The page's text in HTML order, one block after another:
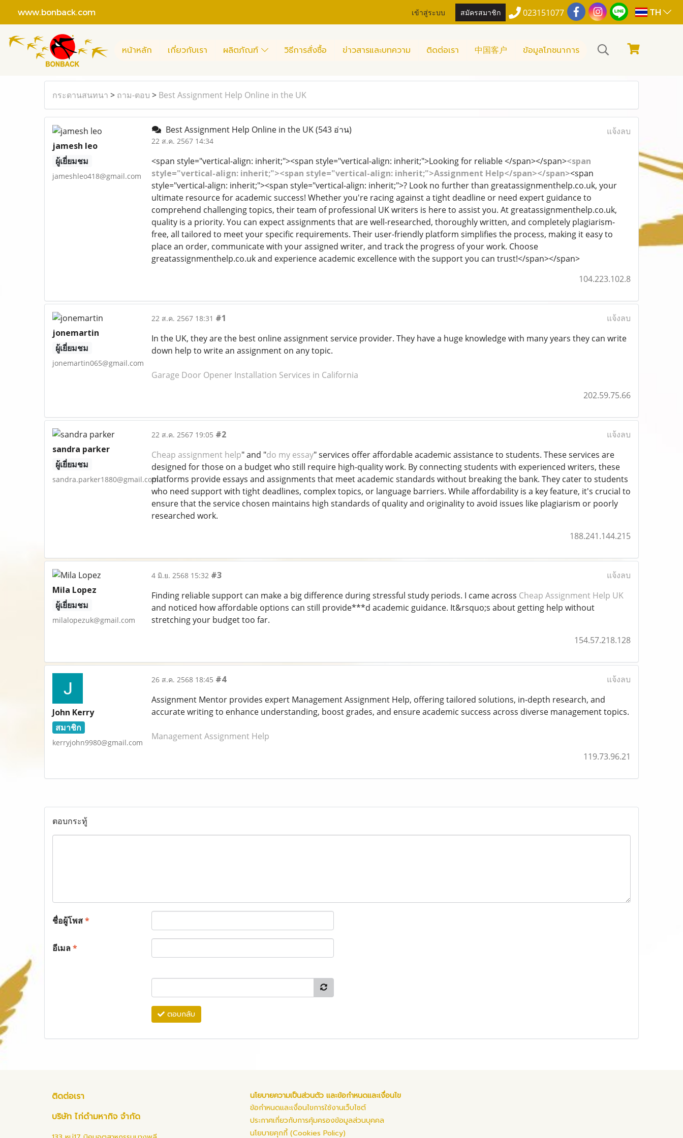
www.bonback.com เข้าสู่ระบบ สมัครสมาชิก 023151077 TH
หน้าหลัก เกี่ยวกับเรา ผลิตภัณฑ์ วิธีการสั่งซื้อ ข่าวสารและบทความ ติดต่อเรา 中国客户 ข้อมูลโภชนาการ
กระดานสนทนา > ถาม-ตอบ > Best Assignment Help Online in the UK
jamesh leo
ผู้เยี่ยมชม
jameshleo418@gmail.com
Best Assignment Help Online in the UK(543 อ่าน)
22 ส.ค. 2567 14:34
แจ้งลบ
<span style="vertical-align: inherit;"><span style="vertical-align: inherit;">Looking for reliable </span></span><span
style="vertical-align: inherit;"><span style="vertical-align: inherit;">Assignment Help</span></span><span
style="vertical-align: inherit;"><span style="vertical-align: inherit;">? Look no further than greatassignmenthelp.co.uk, your
ultimate resource for academic success! Whether you're racing against a tight deadline or need expert guidance to
comprehend challenging topics, their team of professional UK writers is here to assist you. At greatassignmenthelp.co.uk,
quality is a priority. You can expect assignments that are well-researched, thoroughly written, and completely plagiarism-
free, all tailored to meet your specific requirements. Their user-friendly platform simplifies the process, making it easy to
place an order, communicate with your assigned writer, and track the progress of your work. Choose
greatassignmenthelp.co.uk and experience academic excellence with the support you can trust!</span></span>
104.223.102.8
jonemartin
ผู้เยี่ยมชม
jonemartin065@gmail.com
22 ส.ค. 2567 18:31 #1
แจ้งลบ
In the UK, they are the best online assignment service provider. They have a huge knowledge with many years they can write
down help to write an assignment on any topic.
Garage Door Opener Installation Services in California
202.59.75.66
sandra parker
ผู้เยี่ยมชม
sandra.parker1880@gmail.com
22 ส.ค. 2567 19:05 #2
แจ้งลบ
Cheap assignment help" and "do my essay" services offer affordable academic assistance to students. These services are
designed for those on a budget who still require high-quality work. By connecting students with experienced writers, these
platforms provide essays and assignments that meet academic standards without breaking the bank. They cater to students
who need support with tight deadlines, complex topics, or language barriers. While affordability is a key feature, it's crucial to
ensure that the service chosen maintains high standards of quality and originality to avoid issues like plagiarism or poorly
researched work.
188.241.144.215
Mila Lopez
ผู้เยี่ยมชม
milalopezuk@gmail.com
4 มิ.ย. 2568 15:32 #3
แจ้งลบ
Finding reliable support can make a big difference during stressful study periods. I came across Cheap Assignment Help UK
and noticed how affordable options can still provide***d academic guidance. It&rsquo;s about getting help without
stretching your budget too far.
154.57.218.128
John Kerry
สมาชิก
kerryjohn9980@gmail.com
26 ส.ค. 2568 18:45 #4
แจ้งลบ
Assignment Mentor provides expert Management Assignment Help, offering tailored solutions, in-depth research, and
accurate writing to enhance understanding, boost grades, and ensure academic success across diverse management topics.
Management Assignment Help
119.73.96.21
ตอบกระทู้
ชื่อผู้โพส*
อีเมล*
ตอบกลับ
ติดต่อเรา
บริษัท ไก่ดำมหากิจ จำกัด
นโยบายความเป็นส่วนตัว และข้อกำหนดและเงื่อนไข
ข้อกำหนดและเงื่อนไขการใช้งานเว็บไซต์
ประกาศเกี่ยวกับการคุ้มครองข้อมูลส่วนบุคคล
นโยบายคุกกี้ (Cookies Policy)